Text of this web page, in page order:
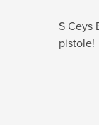
S Ceys
pistole!